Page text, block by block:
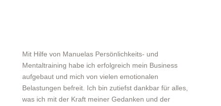
Mit Hilfe von Manuelas Persönlichkeits- und
Mentaltraining habe ich erfolgreich mein Business
aufgebaut und mich von vielen emotionalen
Belastungen befreit. Ich bin zutiefst dankbar für alles,
was ich mit der Kraft meiner Gedanken und der